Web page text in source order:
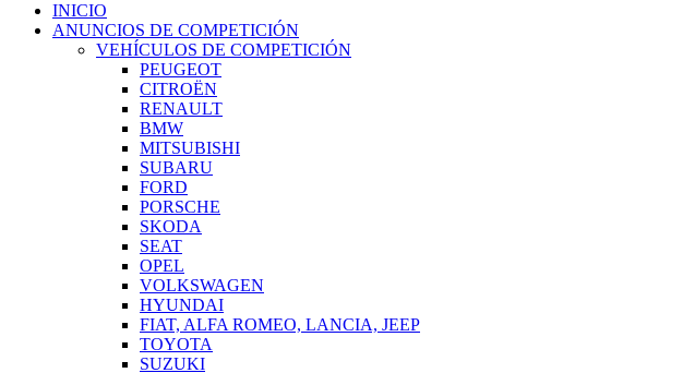
INICIO
ANUNCIOS DE COMPETICIÓN
VEHÍCULOS DE COMPETICIÓN
PEUGEOT
CITROËN
RENAULT
BMW
MITSUBISHI
SUBARU
FORD
PORSCHE
SKODA
SEAT
OPEL
VOLKSWAGEN
HYUNDAI
FIAT, ALFA ROMEO, LANCIA, JEEP
TOYOTA
SUZUKI